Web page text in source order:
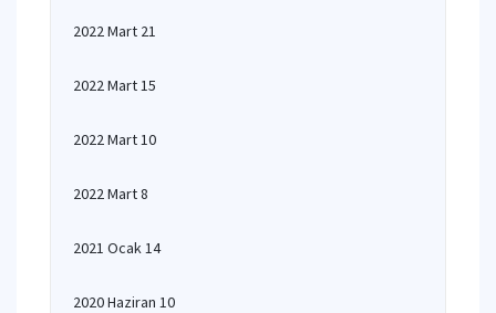
2022 Mart 21
2022 Mart 15
2022 Mart 10
2022 Mart 8
2021 Ocak 14
2020 Haziran 10